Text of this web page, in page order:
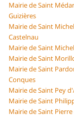
Mairie de Saint
Guizières
Mairie de Saint
Castelnau
Mairie de Saint
Mairie de Saint
Mairie de Saint
Conques
Mairie de Saint Pey
Mairie de Saint
Mairie de Saint